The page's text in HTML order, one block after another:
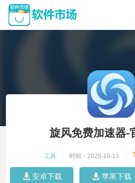
旋风免费加速器-
工具 时间：2025-10-13
安卓下载 苹果下载